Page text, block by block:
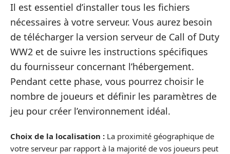
Il est essentiel d’installer tous les fichiers
nécessaires à votre serveur. Vous aurez besoin
de télécharger la version serveur de Call of Duty
WW2 et de suivre les instructions spécifiques
du fournisseur concernant l’hébergement.
Pendant cette phase, vous pourrez choisir le
nombre de joueurs et définir les paramètres de
jeu pour créer l’environnement idéal.
Choix de la localisation : La proximité géographique de
votre serveur par rapport à la majorité de vos joueurs peut